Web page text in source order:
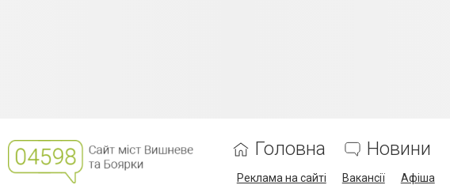
Головна Новини
Реклама на сайті Вакансії Афіша